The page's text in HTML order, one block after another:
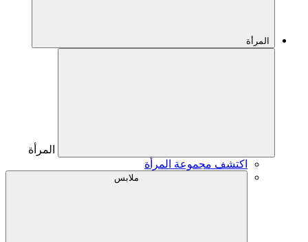
المرأة
المرأة
اكتشف مجموعة المرأة
ملابس